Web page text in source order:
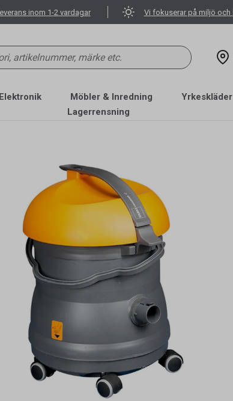
inom 1-2 vardagar Vi fokuserar på miljö och
Elektronik Möbler & Inredning
Lagerrensning